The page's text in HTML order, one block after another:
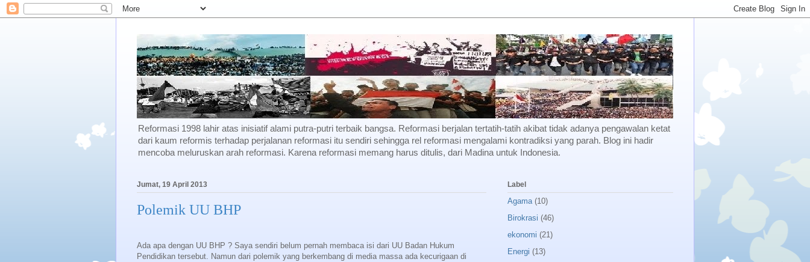
Reformasi 1998 lahir atas inisiatif alami putra-putri terbaik bangsa. Reformasi berjalan tertatih-tatih akibat tidak adanya pengawalan ketat
dari kaum reformis terhadap perjalanan reformasi itu sendiri sehingga rel reformasi mengalami kontradiksi yang parah. Blog ini hadir
mencoba meluruskan arah reformasi. Karena reformasi memang harus ditulis, dari Madina untuk Indonesia.
Jumat, 19 April 2013
Polemik UU BHP
Adaapa dengan UU BHP ? Saya sendiri belum pernah membaca isi dari UU Badan Hukum
Pendidikan tersebut. Namun dari polemik yang berkembang di media massa ada kecurigaan di
Label
Agama (10)
Birokrasi (46)
ekonomi (21)
Energi (13)